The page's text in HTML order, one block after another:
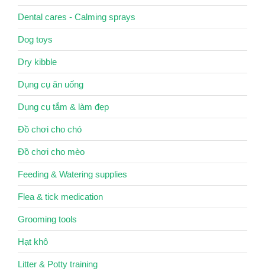
Dental cares - Calming sprays
Dog toys
Dry kibble
Dụng cụ ăn uống
Dụng cụ tắm & làm đẹp
Đồ chơi cho chó
Đồ chơi cho mèo
Feeding & Watering supplies
Flea & tick medication
Grooming tools
Hạt khô
Litter & Potty training